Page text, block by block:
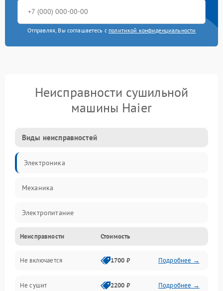
Отправляя, Вы соглашаетесь с политикой конфиденциальности
Неисправности сушильной
машины Haier
Виды неисправностей
Электроника
Механика
Электропитание
Нагрев
Механические повреждения
Оптика
Неисправности Стоимость
Не включается 1700 ₽ Подробнее →
Не сушит 2200 ₽ Подробнее →